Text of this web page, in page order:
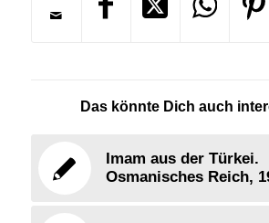
Das könnte Dich auch
Imam aus der Türkei.
Osmanisches Reich,